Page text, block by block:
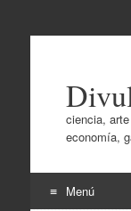
ciencia,
economía,
Menú